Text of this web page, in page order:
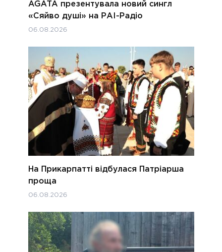
AGATA презентувала новий сингл
«Сяйво душі» на РАІ-Радіо
06.08.2026
На Прикарпатті відбулася Патріарша
проща
06.08.2026